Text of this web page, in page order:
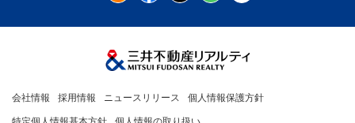
会社情報 採用情報 ニュースリリース 個人情報保護方針